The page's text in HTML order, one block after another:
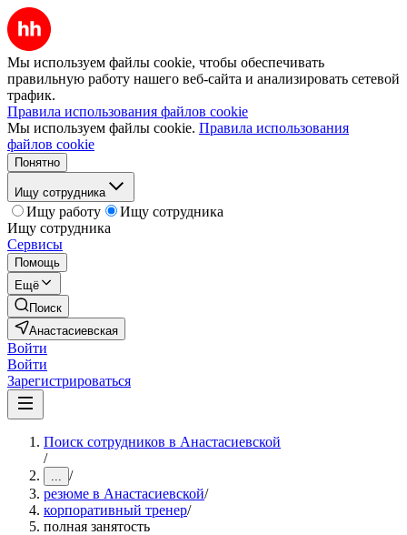
Мы используем файлы cookie, чтобы обеспечивать
правильную работу нашего веб-сайта и анализировать сетевой
трафик.
Правила использования файлов cookie
Мы используем файлы cookie. Правила использования
файлов cookie
Понятно
Ищу сотрудника
Ищу работу
Ищу сотрудника
Ищу сотрудника
Сервисы
Помощь
Ещё
Поиск
Анастасиевская
Войти
Войти
Зарегистрироваться
Поиск сотрудников в Анастасиевской
/
... /
резюме в Анастасиевской/
корпоративный тренер/
полная занятость